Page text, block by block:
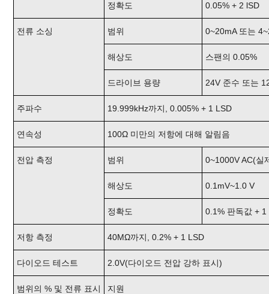
정확도 0.05% + 2 lSD
전류 소싱 범위 0~20mA 또는
해상도 스팬의 0.05%
드라이브 용량 24V 준수 또는
주파수 19.999kHz까지, 0.005% + 1 LSD
연속성 100Ω 미만의 저항에 대해 알림음
전압 측정 범위 0~1000V AC(실
해상도 0.1mV~1.0 V
정확도 0.1% 판독값 + 1
저항 측정 40MΩ까지, 0.2% + 1 LSD
다이오드 테스트 2.0V(다이오드 전압 강하 표시)
범위의 % 및 전류 표시 지원